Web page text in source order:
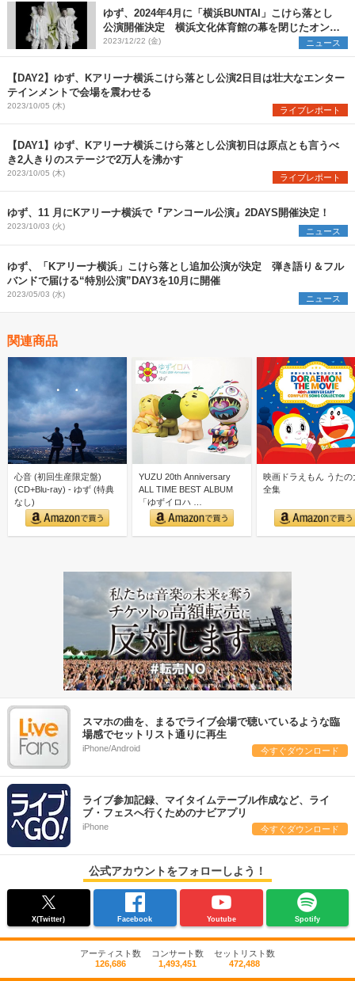
ゆず、2024年4月に「横浜BUNTAI」こけら落とし
公演開催決定 横浜文化体育館の幕を閉じたオンラ
インツアーのコンセプトを再構築
2023/12/22 (金) ニュース
【DAY2】ゆず、Kアリーナ横浜こけら落とし公演2日目は壮大なエンター
テインメントで会場を震わせる
2023/10/05 (木) ライブレポート
【DAY1】ゆず、Kアリーナ横浜こけら落とし公演初日は原点とも言うべ
き2人きりのステージで2万人を沸かす
2023/10/05 (木) ライブレポート
ゆず、11 月にKアリーナ横浜で『アンコール公演』2DAYS開催決定！
2023/10/03 (火) ニュース
ゆず、「Kアリーナ横浜」こけら落とし追加公演が決定 弾き語り＆フル
バンドで届ける“特別公演”DAY3を10月に開催
2023/05/03 (水) ニュース
関連商品
心音 (初回生産限定盤)
(CD+Blu-ray) - ゆず (特典
なし)
YUZU 20th Anniversary
ALL TIME BEST ALBUM
「ゆずイロハ …
映画ドラえもん うたの
全集
スマホの曲を、まるでライブ会場で聴いているような臨
場感でセットリスト通りに再生
iPhone/Android 今すぐダウンロード
ライブ参加記録、マイタイムテーブル作成など、ライ
ブ・フェスへ行くためのナビアプリ
iPhone 今すぐダウンロード
公式アカウントをフォローしよう！
X(Twitter) Facebook Youtube Spotify
アーティスト数
126,686
コンサート数
1,493,451
セットリスト数
472,488